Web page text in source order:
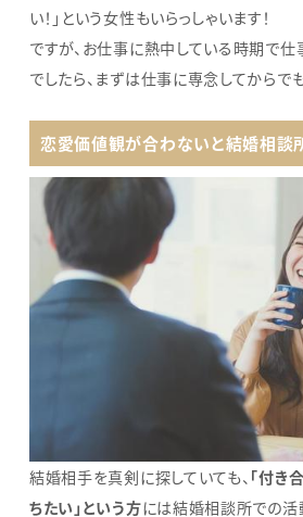
い！」という女性もいらっしゃいます！
ですが、お仕事に熱中している時期で
でしたら、まずは仕事に専念してからで
恋愛価値観が合わないと結婚相談
結婚相手を真剣に探していても、 「付き
ちたい」という方には結婚相談所での活